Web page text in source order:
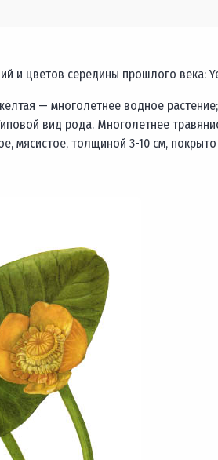
и цветов середины прошлого века:
— многолетнее водное
вид рода. Многолетнее
мясистое, толщиной 3-10 см,